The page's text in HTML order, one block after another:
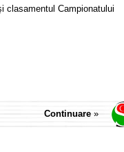
clasamentul Campionatului
Continuare »